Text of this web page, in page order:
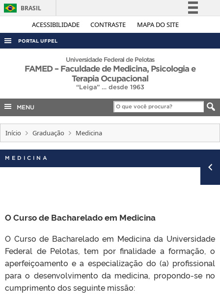
ACESSIBILIDADE CONTRASTE MAPA DO SITE
BRASIL
Simplifique!
Acesso à informação
Legislação
Canais
PORTAL UFPEL
ACESSO À INFORMAÇÃO
CONCURSOS
EDITAIS
INTERNACIONAL
OUVIDORIA
Universidade Federal de Pelotas
FAMED – Faculdade de Medicina, Psicologia e
Terapia Ocupacional
“Leiga” … desde 1963
MENU
Início Graduação Medicina
MEDICINA
O Curso de Bacharelado em Medicina
O Curso de Bacharelado em Medicina da Universidade
Federal de Pelotas, tem por finalidade a formação, o
aperfeiçoamento e a especialização do (a) profissional
para o desenvolvimento da medicina, propondo-se no
cumprimento dos seguinte missão: